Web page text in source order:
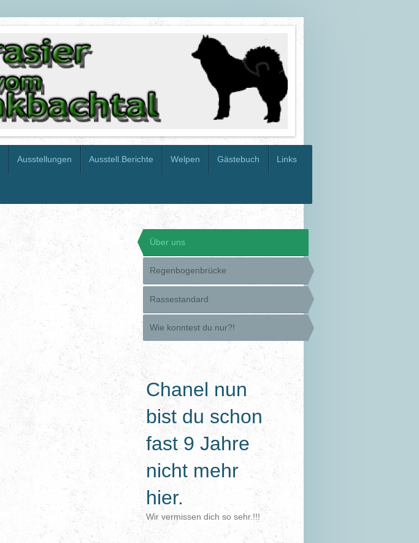
Ausstellungen Ausstell.Berichte Welpen Gästebuch Links
Über uns
Regenbogenbrücke
Rassestandard
Wie konntest du nur?!
Chanel nun
bist du schon
fast 9 Jahre
nicht mehr
hier.
Wir vermissen dich so sehr.!!!